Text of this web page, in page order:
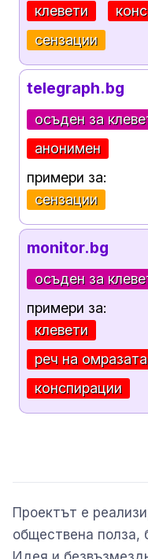
клевети
сензации
telegraph.bg
осъден за
анонимен
примери за:
сензации
monitor.bg
осъден за
примери за:
клевети
реч на омразата
конспирации
Проектът е
обществена полза,